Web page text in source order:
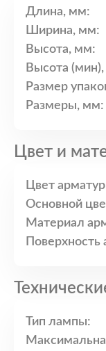
Длина, мм:
Ширина, мм:
Высота, мм:
Высота
Размер
Размеры, мм:
Цвет и
Цвет
Основной
Материал
Поверхность
Тип лампы: